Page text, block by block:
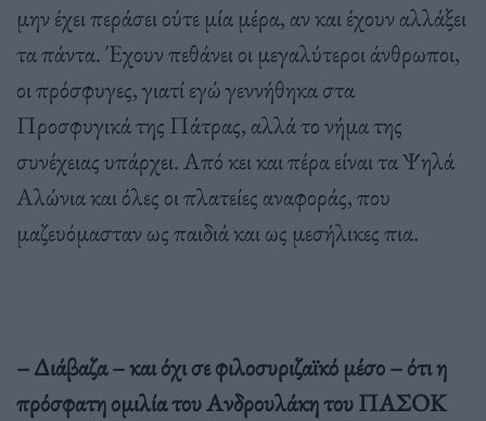
μην έχει περάσει ούτε μία μέρα, αν και έχουν αλλάξει
τα πάντα. Έχουν πεθάνει οι μεγαλύτεροι άνθρωποι,
οι πρόσφυγες, γιατί εγώ γεννήθηκα στα
Προσφυγικά της Πάτρας, αλλά το νήμα της
συνέχειας υπάρχει. Από κει και πέρα είναι τα Ψηλά
Αλώνια και όλες οι πλατείες αναφοράς, που
μαζευόμασταν ως παιδιά και ως μεσήλικες πια.
– Διάβαζα – και όχι σε φιλοσυριζαϊκό μέσο – ότι η
πρόσφατη ομιλία του Ανδρουλάκη του ΠΑΣΟΚ